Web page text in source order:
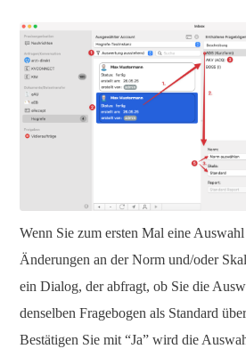
Wenn Sie zum ersten Mal eine
Änderungen an der Norm und/oder
ein Dialog, der abfragt, ob Sie die
denselben Fragebogen als Standard
Bestätigen Sie mit “Ja” wird die